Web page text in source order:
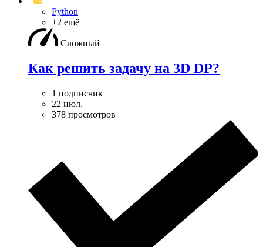
Python
+2 ещё
Сложный
Как решить задачу на 3D DP?
1 подписчик
22 июл.
378 просмотров